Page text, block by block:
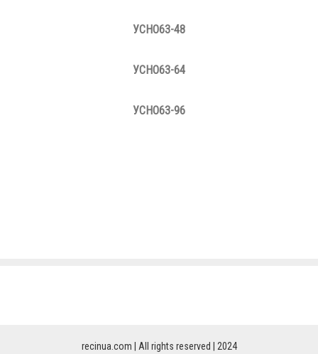
УСНО63-48
УСНО63-64
УСНО63-96
recinua.com | All rights reserved | 2024